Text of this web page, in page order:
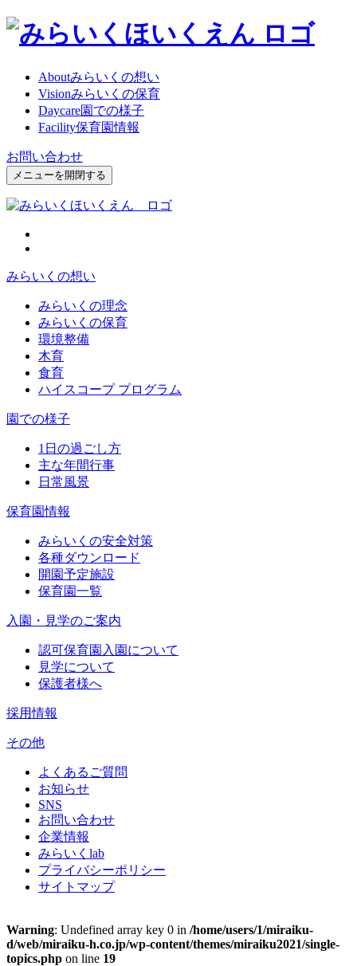
Aboutみらいくの想い
Visionみらいくの保育
Daycare園での様子
Facility保育園情報
お問い合わせ
メニューを開閉する
みらいくの想い
みらいくの理念
みらいくの保育
環境整備
木育
食育
ハイスコープ プログラム
園での様子
1日の過ごし方
主な年間行事
日常風景
保育園情報
みらいくの安全対策
各種ダウンロード
開園予定施設
保育園一覧
入園・見学のご案内
認可保育園入園について
見学について
保護者様へ
採用情報
その他
よくあるご質問
お知らせ
SNS
お問い合わせ
企業情報
みらいくlab
プライバシーポリシー
サイトマップ
Warning: Undefined array key 0 in /home/users/1/miraiku-
d/web/miraiku-h.co.jp/wp-content/themes/miraiku2021/single-
topics.php on line 19